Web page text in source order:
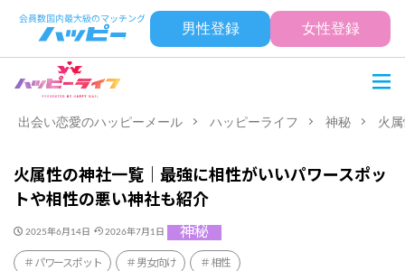
男性登録 女性登録
出会い恋愛のハッピーメール ハッピーライフ 神秘 火
火属性の神社一覧｜最強に相性がいいパワースポッ
トや相性の悪い神社も紹介
2025年6月14日 2026年7月1日 神秘
パワースポット 男女向け 相性